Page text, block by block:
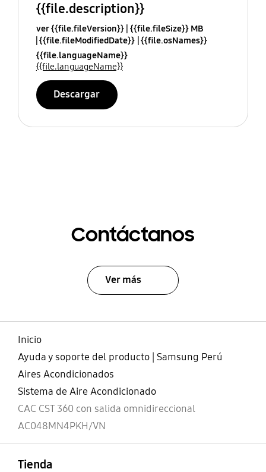
{{file.description}}
ver {{file.fileVersion}} {{file.fileSize}} MB
{{file.fileModifiedDate}} {{file.osNames}}
{{file.languageName}}
{{file.languageName}}
Descargar
Contáctanos
Ver más
Inicio
Ayuda y soporte del producto | Samsung Perú
Aires Acondicionados
Sistema de Aire Acondicionado
CAC CST 360 con salida omnidireccional
AC048MN4PKH/VN
Tienda